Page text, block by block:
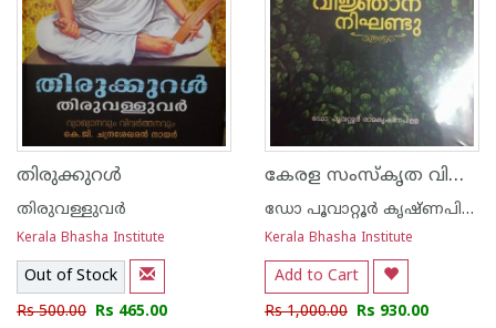
തിരുക്കുറള്‍
തിരുവള്ളുവര്‍
Kerala Bhasha Institute
Out of Stock
Rs 500.00 Rs 465.00
കേരള സംസ്കൃത വിജ്ഞാന നിഘണ്ടു
ഡോ പൂവാറ്റൂര്‍ കൃഷ്ണപിള്ള
Kerala Bhasha Institute
Add to Cart
Rs 1,000.00 Rs 930.00